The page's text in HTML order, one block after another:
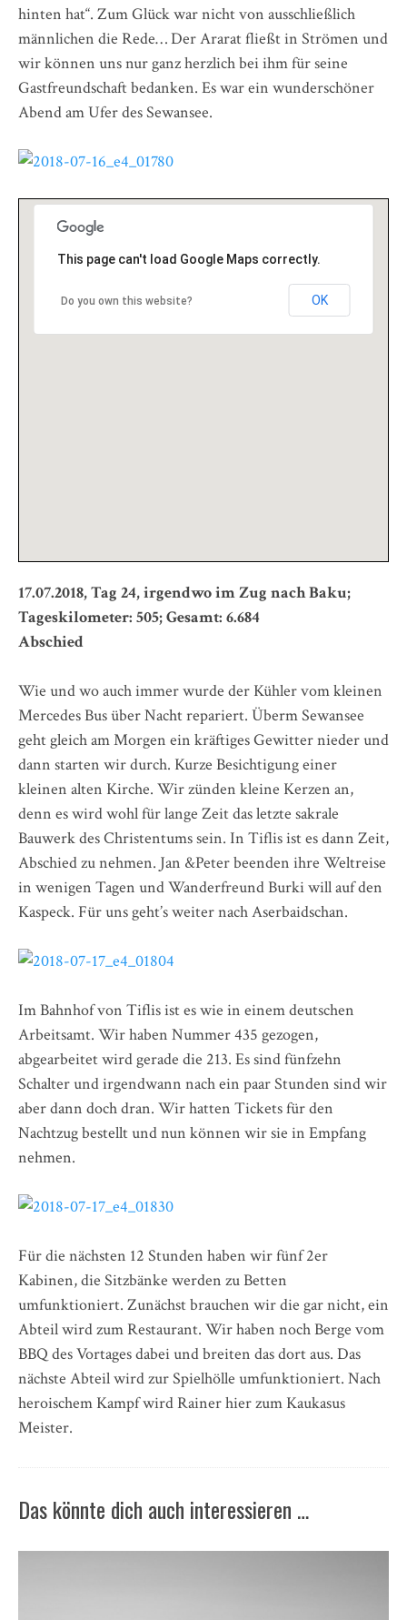
hinten hat“. Zum Glück war nicht von ausschließlich
männlichen die Rede… Der Ararat fließt in Strömen und
wir können uns nur ganz herzlich bei ihm für seine
Gastfreundschaft bedanken. Es war ein wunderschöner
Abend am Ufer des Sewansee.
This page can't load Google Maps correctly.
Do you own this website? OK
17.07.2018, Tag 24, irgendwo im Zug nach Baku;
Tageskilometer: 505; Gesamt: 6.684
Abschied
Wie und wo auch immer wurde der Kühler vom kleinen
Mercedes Bus über Nacht repariert. Überm Sewansee
geht gleich am Morgen ein kräftiges Gewitter nieder und
dann starten wir durch. Kurze Besichtigung einer
kleinen alten Kirche. Wir zünden kleine Kerzen an,
denn es wird wohl für lange Zeit das letzte sakrale
Bauwerk des Christentums sein. In Tiflis ist es dann Zeit,
Abschied zu nehmen. Jan &Peter beenden ihre Weltreise
in wenigen Tagen und Wanderfreund Burki will auf den
Kaspeck. Für uns geht’s weiter nach Aserbaidschan.
Im Bahnhof von Tiflis ist es wie in einem deutschen
Arbeitsamt. Wir haben Nummer 435 gezogen,
abgearbeitet wird gerade die 213. Es sind fünfzehn
Schalter und irgendwann nach ein paar Stunden sind wir
aber dann doch dran. Wir hatten Tickets für den
Nachtzug bestellt und nun können wir sie in Empfang
nehmen.
Für die nächsten 12 Stunden haben wir fünf 2er
Kabinen, die Sitzbänke werden zu Betten
umfunktioniert. Zunächst brauchen wir die gar nicht, ein
Abteil wird zum Restaurant. Wir haben noch Berge vom
BBQ des Vortages dabei und breiten das dort aus. Das
nächste Abteil wird zur Spielhölle umfunktioniert. Nach
heroischem Kampf wird Rainer hier zum Kaukasus
Meister.
Das könnte dich auch interessieren …